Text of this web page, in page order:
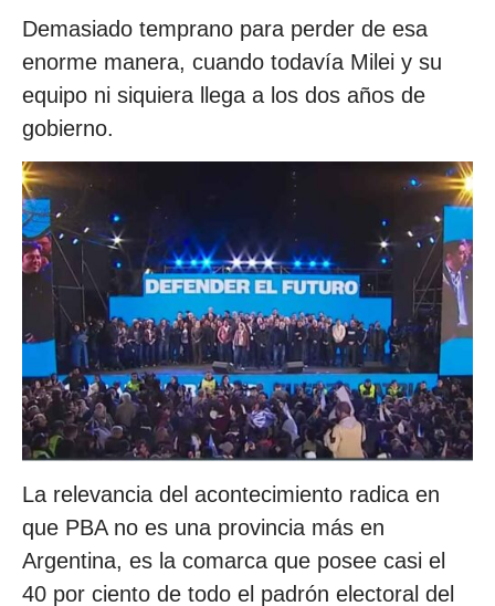
Demasiado temprano para perder de esa
enorme manera, cuando todavía Milei y su
equipo ni siquiera llega a los dos años de
gobierno.
La relevancia del acontecimiento radica en
que PBA no es una provincia más en
Argentina, es la comarca que posee casi el
40 por ciento de todo el padrón electoral del